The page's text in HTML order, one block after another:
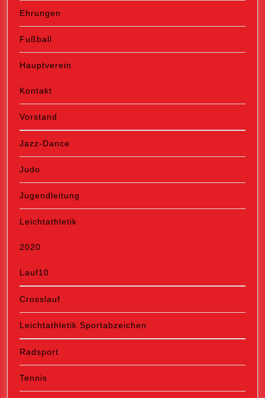
Ehrungen
Fußball
Hauptverein
Kontakt
Vorstand
Jazz-Dance
Judo
Jugendleitung
Leichtathletik
2020
Lauf10
Crosslauf
Leichtathletik Sportabzeichen
Radsport
Tennis